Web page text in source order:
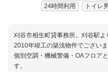
24時間利用
トイレ
刈谷市相生町貸事務所。刈谷駅よ
2010年竣工の築浅物件でございま
個別空調・機械警備・OAフロア
す。